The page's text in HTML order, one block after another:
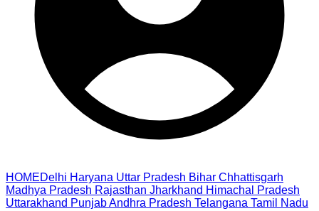
HOMEDelhi Haryana Uttar Pradesh Bihar Chhattisgarh
Madhya Pradesh Rajasthan Jharkhand Himachal Pradesh
Uttarakhand PunjabAndhra Pradesh Telangana Tamil Nadu